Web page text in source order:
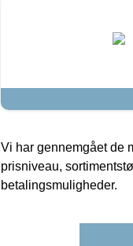
Vi har gennemgået de
prisniveau,
betalingsmuligheder.